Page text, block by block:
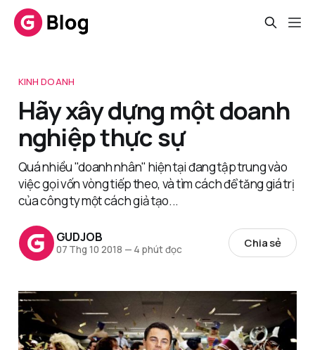
KINH DOANH
Hãy xây dựng một doanh
nghiệp thực sự
Quá nhiều "doanh nhân" hiện tại đang tập trung vào
việc gọi vốn vòng tiếp theo, và tìm cách để tăng giá trị
của công ty một cách giả tạo...
GUDJOB
07 Thg 10 2018 — 4 phút đọc Chia sẻ